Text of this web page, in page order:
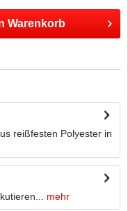
Warenkorb
reißfesten Polyester in
mehr